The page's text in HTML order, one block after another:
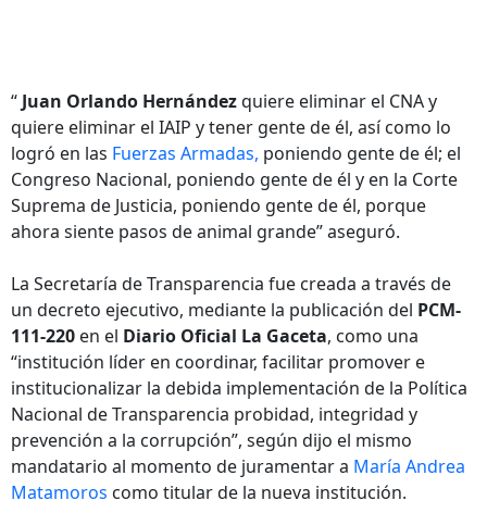
“ Juan Orlando Hernándezquiere eliminar el CNA y
quiere eliminar el IAIP y tener gente de él, así como lo
logró en las Fuerzas Armadas, poniendo gente de él; el
Congreso Nacional, poniendo gente de él y en la Corte
Suprema de Justicia, poniendo gente de él, porque
ahora siente pasos de animal grande” aseguró.
La Secretaría de Transparencia fue creada a través de
un decreto ejecutivo, mediante la publicación del PCM-
111-220 en el Diario Oficial La Gaceta, como una
“institución líder en coordinar, facilitar promover e
institucionalizar la debida implementación de la Política
Nacional de Transparencia probidad, integridad y
prevención a la corrupción”, según dijo el mismo
mandatario al momento de juramentar a María Andrea
Matamoros como titular de la nueva institución.